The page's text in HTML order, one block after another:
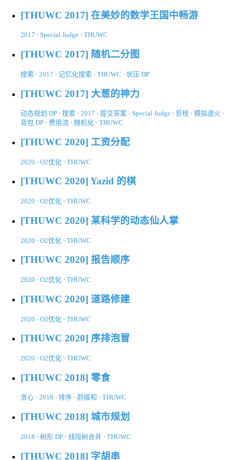
[THUWC 2017] 在美妙的数学王国中畅游
2017 · Special Judge · THUWC
[THUWC 2017] 随机二分图
搜索 · 2017 · 记忆化搜索 · THUWC · 状压 DP
[THUWC 2017] 大葱的神力
动态规划 DP · 搜索 · 2017 · 提交答案 · Special Judge · 剪枝 · 模拟退火 ·
背包 DP · 费用流 · 随机化 · THUWC
[THUWC 2020] 工资分配
2020 · O2优化 · THUWC
[THUWC 2020] Yazid 的棋
2020 · O2优化 · THUWC
[THUWC 2020] 某科学的动态仙人掌
2020 · O2优化 · THUWC
[THUWC 2020] 报告顺序
2020 · O2优化 · THUWC
[THUWC 2020] 道路修建
2020 · O2优化 · THUWC
[THUWC 2020] 序排泡冒
2020 · O2优化 · THUWC
[THUWC 2018] 零食
贪心 · 2018 · 排序 · 前缀和 · THUWC
[THUWC 2018] 城市规划
2018 · 树形 DP · 线段树合并 · THUWC
[THUWC 2018] 字胡串